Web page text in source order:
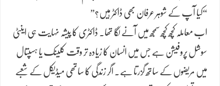
“کیا آپ کے شوہر عرفان بھی ڈاکٹر ہیں؟”
​اب معاملہ کچھ کچھ سمجھ میں آنے لگا تھا۔ ڈاکٹری کا پیشہ نہایت ہی اینٹی
سوشل پروفیشن ہے جس میں انسان کا زیادہ تر وقت کلینک یا ہسپتال
میں مریضوں کے ساتھ گزرتا ہے۔ اگر زندگی کا ساتھی میڈیکل کے شعبے